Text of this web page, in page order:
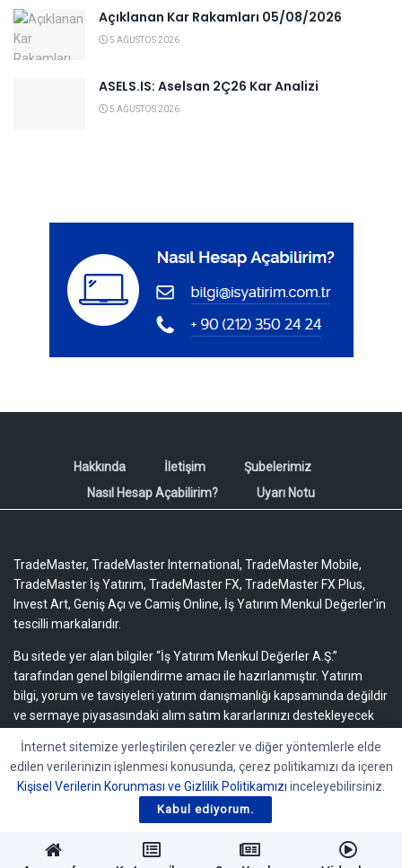
Açıklanan Kar Rakamları 05/08/2026
5 AĞUSTOS 2026
ASELS.IS: Aselsan 2Ç26 Kar Analizi
5 AĞUSTOS 2026
Hakkında İletişim
Şubelerimiz
Nasıl Hesap Açabilirim?
Uyarı Notu
TradeMaster, TradeMaster International, TradeMaster Mobile,
TradeMaster İş Yatırım, TradeMaster FX, TradeMaster FX Plus,
Invest Art, Geniş Açı ve Camiş Online, İş Yatırım Menkul Değerler'in
tescilli markalarıdır.
Bu sitede yer alan bilgiler “İş Yatırım Menkul Değerler A.Ş.”
tarafından genel bilgilendirme amacı ile hazırlanmıştır. Yatırım
bilgi, yorum ve tavsiyeleri yatırım danışmanlığı kapsamında değildir
ve sermaye piyasasındaki alım satım kararlarınızı destekleyecek
Bu içeriğe ilişkin tüm telif hakları İş Yatırım Menkul Değerler A.Ş.’ye
aittir. Bu içerik, açık iznimiz olmaksızın başkaları tarafından
herhangi bir amaçla, kısmen veya tamamen çoğaltılamaz,
dağıtılamaz, yayımlanamaz veya değiştirilemez.
İnternet sitemize yerleştirilen çerezler ve diğer yöntemlerle elde
edilen verilerinizin işlenmesi konusunda, çerez politikamızı da içeren
Kişisel Verilerin Korunması ve Gizlilik Politikamızı inceleyebilirsiniz.
Kabul ediyorum.